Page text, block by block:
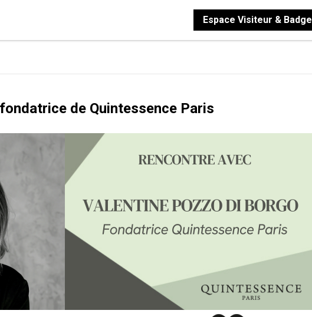
Espace Visiteur & Badge
de Quintessence Paris